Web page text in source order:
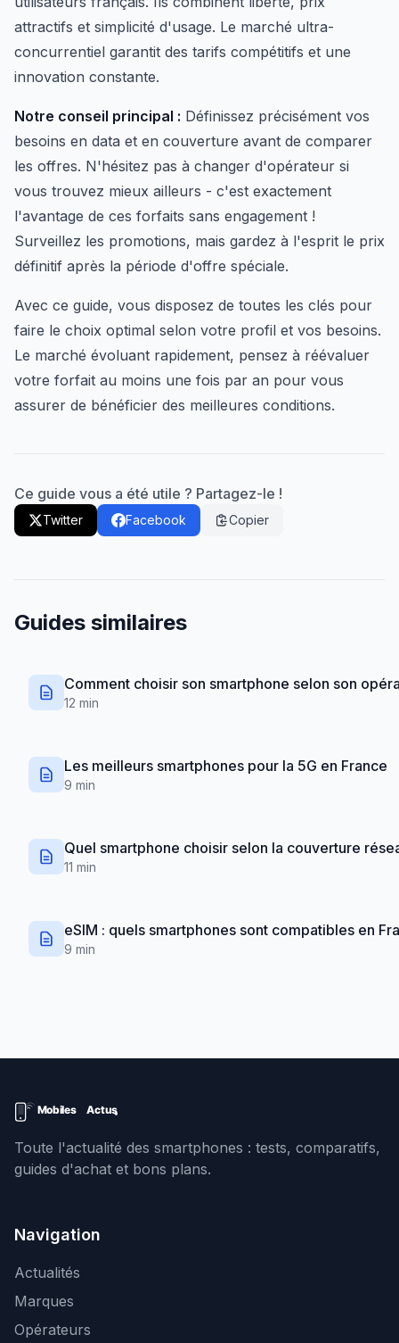
attractifs et simplicité d'usage. Le marché ultra-
concurrentiel garantit des tarifs compétitifs et une
innovation constante.
Notre conseil principal : Définissez précisément vos
besoins en data et en couverture avant de comparer
les offres. N'hésitez pas à changer d'opérateur si
vous trouvez mieux ailleurs - c'est exactement
l'avantage de ces forfaits sans engagement !
Surveillez les promotions, mais gardez à l'esprit le prix
définitif après la période d'offre spéciale.
Avec ce guide, vous disposez de toutes les clés pour
faire le choix optimal selon votre profil et vos besoins.
Le marché évoluant rapidement, pensez à réévaluer
votre forfait au moins une fois par an pour vous
assurer de bénéficier des meilleures conditions.
Ce guide vous a été utile ? Partagez-le !
Twitter Facebook Copier
Guides similaires
Comment choisir son smartphone selon son
12 min
Les meilleurs smartphones pour la 5G en France
9 min
Quel smartphone choisir selon la couverture
11 min
eSIM : quels smartphones sont compatibles en
9 min
Toute l'actualité des smartphones : tests, comparatifs,
guides d'achat et bons plans.
Navigation
Actualités
Marques
Opérateurs